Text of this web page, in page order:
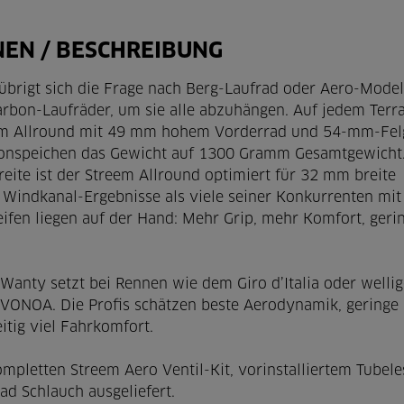
/ BESCHREIBUNG
sich die Frage nach Berg-Laufrad oder Aero-
Laufräder, um sie alle abzuhängen. Auf jedem
Allround mit 49 mm hohem Vorderrad und 54-mm-
das Gewicht auf 1300 Gramm
ist der Streem Allround optimiert für 32 mm breite
Ergebnisse als viele seiner Konkurrenten
liegen auf der Hand: Mehr Grip, mehr Komfort,
setzt bei Rennen wie dem Giro d’Italia oder
Die Profis schätzen beste Aerodynamik, geringe
viel Fahrkomfort.
Streem Aero Ventil-Kit, vorinstalliertem
Schlauch ausgeliefert.